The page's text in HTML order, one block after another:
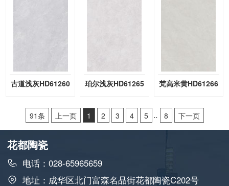
古道浅灰HD61260 珀尔浅灰HD61265 梵高米黄HD61266
91条 上一页 1 2 3 4 5 .. 8 下一页
花都陶瓷
电话：028-65965659
地址：成华区北门富森名品街花都陶瓷C202号